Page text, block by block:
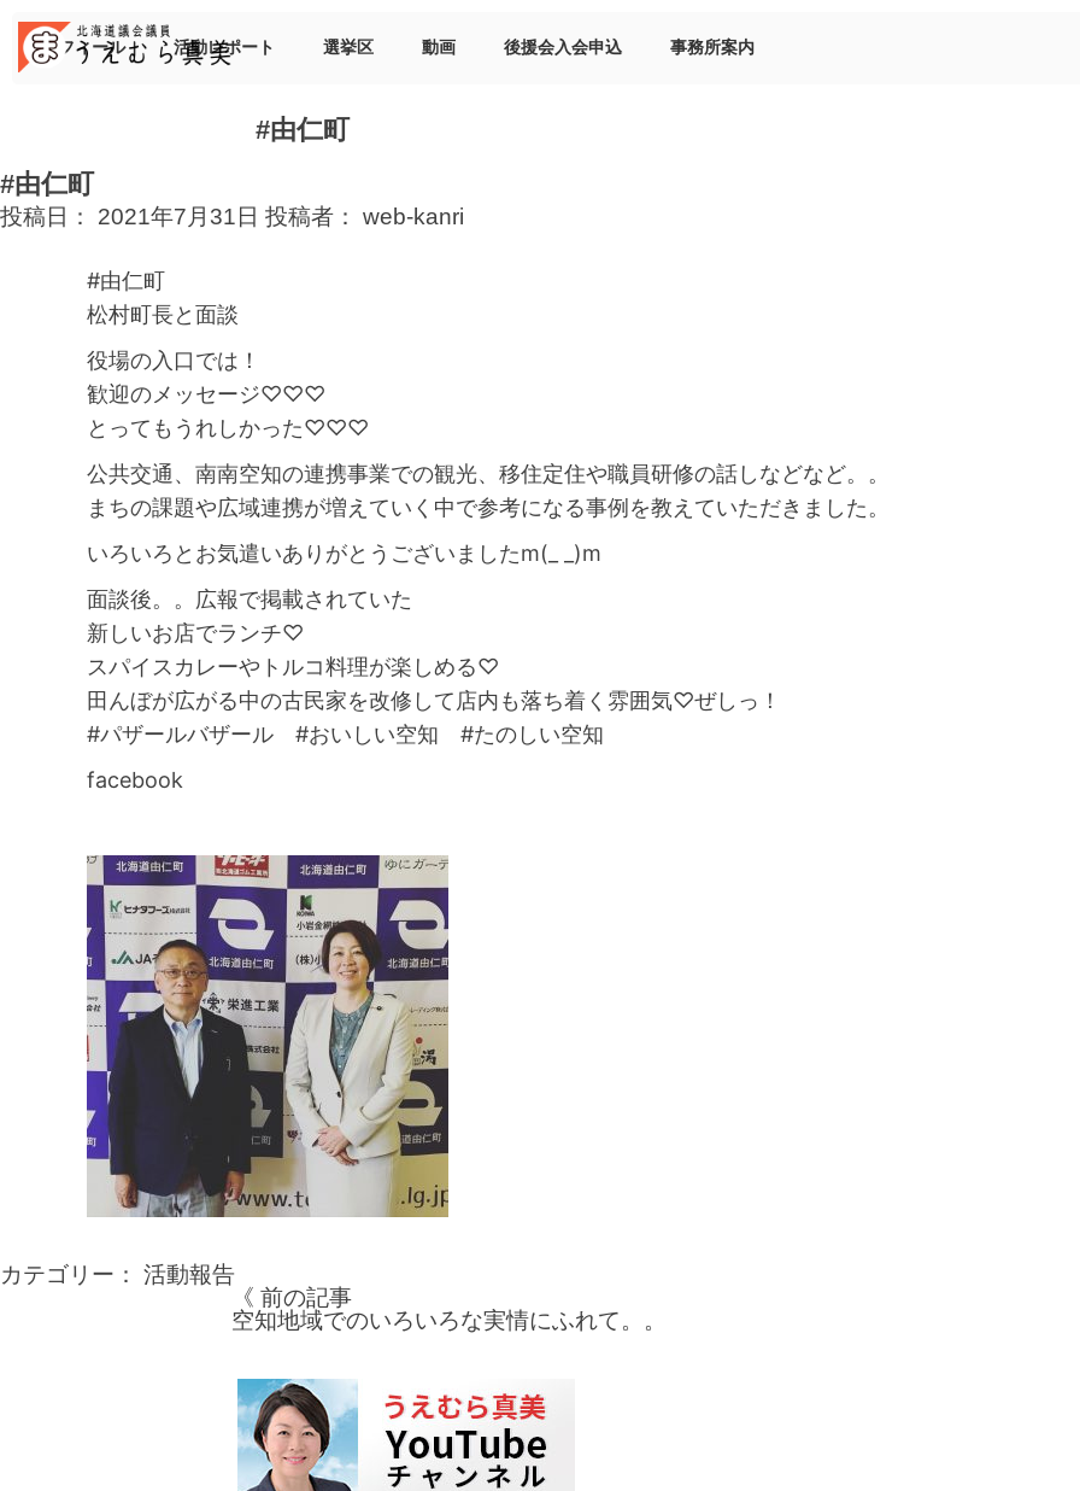
content
プロフィール 活動レポート 選挙区 動画 後援会入会申込 事務所案内
#由仁町
#由仁町
投稿日： 2021年7月31日 投稿者： web-kanri
#由仁町
松村町長と面談
役場の入口では！
歓迎のメッセージ♡♡♡
とってもうれしかった♡♡♡
公共交通、南南空知の連携事業での観光、移住定住や職員研修の話しなどなど。。
まちの課題や広域連携が増えていく中で参考になる事例を教えていただきました。
いろいろとお気遣いありがとうございましたm(_ _)m
面談後。。広報で掲載されていた
新しいお店でランチ♡
スパイスカレーやトルコ料理が楽しめる♡
田んぼが広がる中の古民家を改修して店内も落ち着く雰囲気♡ぜしっ！
#パザールバザール #おいしい空知 #たのしい空知
facebook
カテゴリー： 活動報告
投
ナ
ビ
ゲ
《 前の記事
空知地域でのいろいろな実情にふれて。。